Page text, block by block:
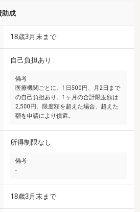
助成
18歳3月末まで
自己負担あり
備考
医療機関ごとに、1日500円、月2日まで
の自己負担あり。1ヶ月の合計限度額は
2,500円。限度額を超えた場合、超えた
額を申請により償還。
所得制限なし
備考
-
18歳3月末まで